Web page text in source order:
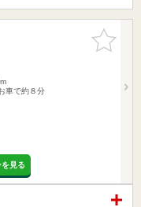
お気に入
りに追加
車で約８分
見る